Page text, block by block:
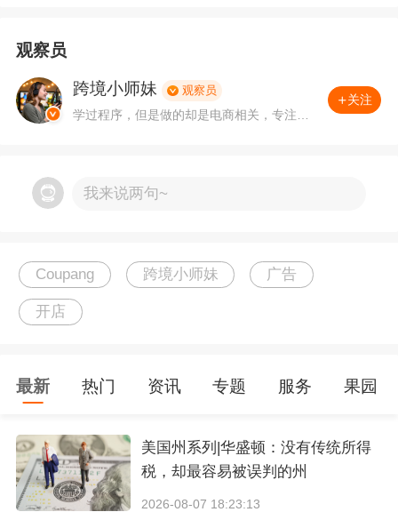
卖家汇款后，请将发票及汇款详情（包含汇款日
期，金额，汇款人，汇款卡号等信息）发送至邮
接在广告中心操作，无需额外邮件发送)，以便Co
upang能够快速确认汇款。
4.Coupang确认汇款信息
如果Coupang确认汇款信息无疑义后，款项将在
时间，也请您随时关注广告中心的信息。
如果汇
-3周左右时间，原路退回您的付款账户。
充值成功后，您可以在广告中心>广告押金>广告
观察员
跨境小师妹 观察员
学过程序，但是做的却是电商相关，专注、
关注
我来说两句~
Coupang 跨境小师妹 广告
开店
最新 热门 资讯 专题 服务 果园
美国州系列|华盛顿：没有传统所得
税，却最容易被误判的州
2026-08-07 18:23:13